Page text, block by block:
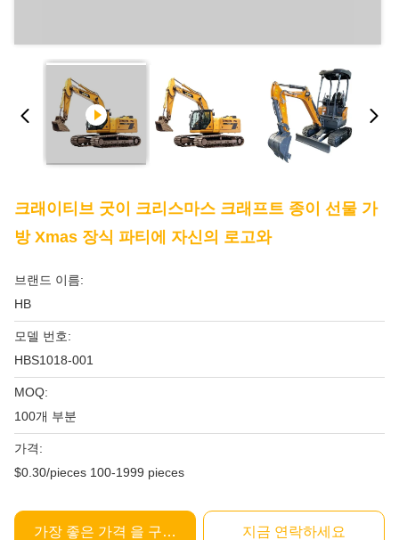
크래이티브 굿이 크리스마스 크래프트 종이 선물 가
방 Xmas 장식 파티에 자신의 로고와
브랜드 이름:
HB
모델 번호:
HBS1018-001
MOQ:
100개 부분
가격:
$0.30/pieces 100-1999 pieces
가장 좋은 가격 을 구하라 지금 연락하세요